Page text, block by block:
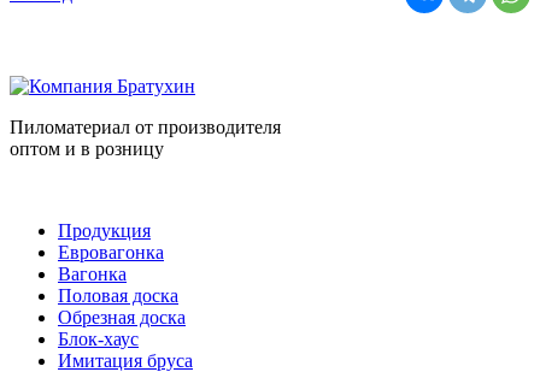
Пиломатериал от производителя
оптом и в розницу
Продукция
Евровагонка
Вагонка
Половая доска
Обрезная доска
Блок-хаус
Имитация бруса